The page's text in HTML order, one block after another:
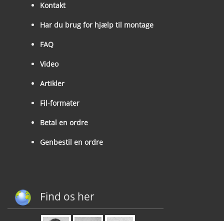
Kontakt
Har du brug for hjælp til montage
FAQ
Video
Artikler
Fil-formater
Betal en ordre
Genbestil en ordre
Find os her